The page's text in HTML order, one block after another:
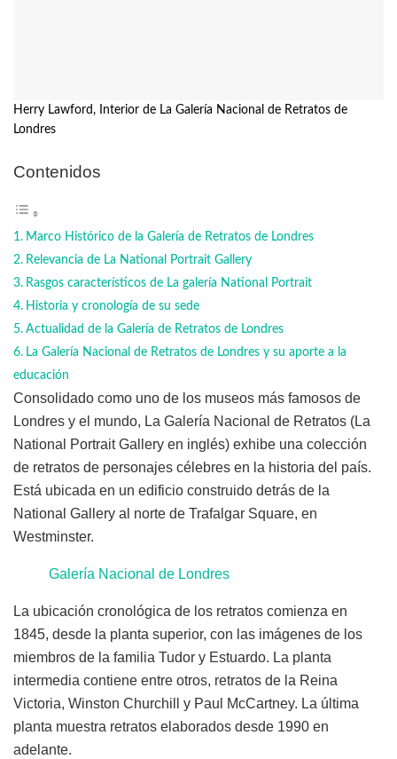
Herry Lawford, Interior de La Galería Nacional de Retratos de
Londres
Contenidos
Marco Histórico de la Galería de Retratos de Londres
Relevancia de La National Portrait Gallery
Rasgos característicos de La galería National Portrait
Historia y cronología de su sede
Actualidad de la Galería de Retratos de Londres
La Galería Nacional de Retratos de Londres y su aporte a la
educación
Consolidado como uno de los museos más famosos de
Londres y el mundo, La Galería Nacional de Retratos (La
National Portrait Gallery en inglés) exhibe una colección
de retratos de personajes célebres en la historia del país.
Está ubicada en un edificio construido detrás de la
National Gallery al norte de Trafalgar Square, en
Westminster.
Galería Nacional de Londres
La ubicación cronológica de los retratos comienza en
1845, desde la planta superior, con las imágenes de los
miembros de la familia Tudor y Estuardo. La planta
intermedia contiene entre otros, retratos de la Reina
Victoria, Winston Churchill y Paul McCartney. La última
planta muestra retratos elaborados desde 1990 en
adelante.